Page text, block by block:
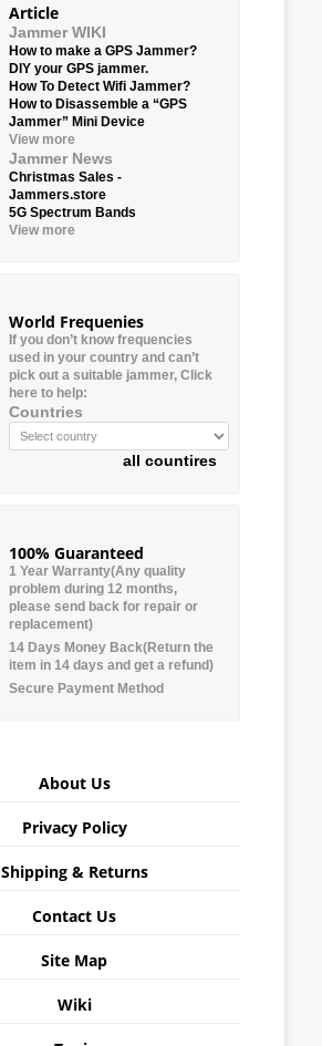
Article
Jammer WIKI
How to make a GPS Jammer?
DIY your GPS jammer.
How To Detect Wifi Jammer?
How to Disassemble a “GPS
Jammer” Mini Device
View more
Jammer News
Christmas Sales -
Jammers.store
5G Spectrum Bands
View more
World Frequenies
If you don’t know frequencies
used in your country and can’t
pick out a suitable jammer, Click
here to help:
Countries
all countires
100% Guaranteed
1 Year Warranty(Any quality
problem during 12 months,
please send back for repair or
replacement)
14 Days Money Back(Return the
item in 14 days and get a refund)
Secure Payment Method
About Us
Privacy Policy
Shipping & Returns
Contact Us
Site Map
Wiki